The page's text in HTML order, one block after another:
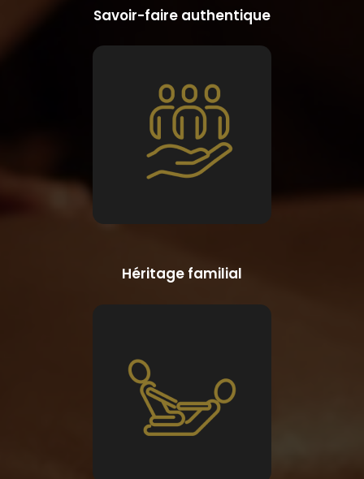
Savoir-faire authentique
Héritage familial